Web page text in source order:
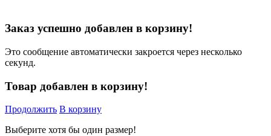
Заказ успешно добавлен в корзину!
Это сообщение автоматически закроется через несколько
секунд.
Товар добавлен в корзину!
Продолжить В корзину
Выберите хотя бы один размер!